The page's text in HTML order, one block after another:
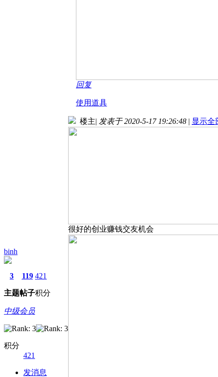
回复
使用道具
binh
3
主题
119
帖子
421
积分
中级会员
积分
421
发消息
楼主| 发表于 2020-5-17 19:26:48 | 显示全
很好的创业赚钱交友机会